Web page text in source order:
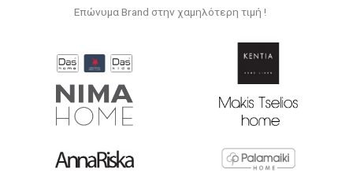
Επώνυμα Brand στην χαμηλότερη τιμή !